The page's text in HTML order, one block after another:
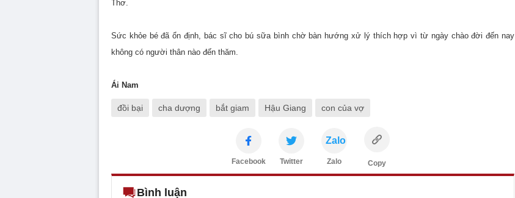
Thơ.
Sức khỏe bé đã ổn định, bác sĩ cho bú sữa bình chờ bàn hướng xử lý thích hợp vì từ ngày chào đời đến nay
không có người thân nào đến thăm.
Ái Nam
đồi bại cha dượng bắt giam Hậu Giang con của vợ
Facebook Twitter
Zalo
Zalo Copy
Bình luận